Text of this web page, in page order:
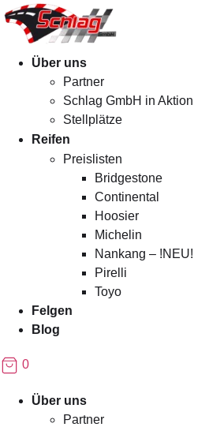
Menü Über uns
Partner
Schlag GmbH in Aktion
Stellplätze
Reifen
Preislisten
Bridgestone
Continental
Hoosier
Michelin
Nankang – !NEU!
Pirelli
Toyo
Felgen
Blog
0
Menü Über uns
Partner